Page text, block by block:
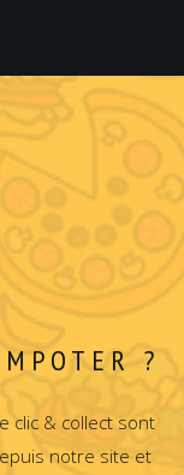
?
clic & collect sont
notre site et